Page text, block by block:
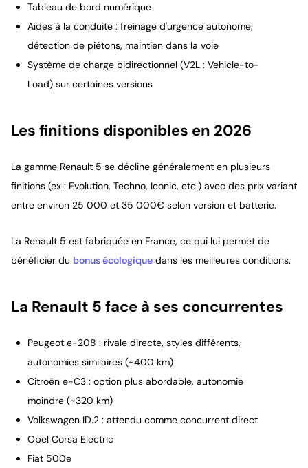
Tableau de bord numérique
Aides à la conduite : freinage d'urgence autonome,
détection de piétons, maintien dans la voie
Système de charge bidirectionnel (V2L : Vehicle-to-
Load) sur certaines versions
Les finitions disponibles en 2026
La gamme Renault 5 se décline généralement en plusieurs
finitions (ex : Evolution, Techno, Iconic, etc.) avec des prix variant
entre environ 25 000 et 35 000€ selon version et batterie.
La Renault 5 est fabriquée en France, ce qui lui permet de
bénéficier du bonus écologique dans les meilleures conditions.
La Renault 5 face à ses concurrentes
Peugeot e-208 : rivale directe, styles différents,
autonomies similaires (~400 km)
Citroën e-C3 : option plus abordable, autonomie
moindre (~320 km)
Volkswagen ID.2 : attendu comme concurrent direct
Opel Corsa Electric
Fiat 500e